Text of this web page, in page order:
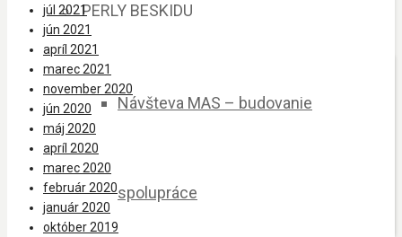
PERLY BESKIDU
Návšteva MAS – budovanie
spolupráce
júl 2021
jún 2021
apríl 2021
marec 2021
november 2020
jún 2020
máj 2020
apríl 2020
marec 2020
február 2020
január 2020
október 2019